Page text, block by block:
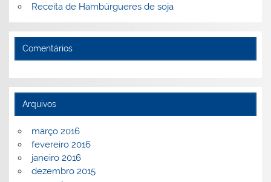
Receita de Hambúrgueres de soja
Comentários
Arquivos
março 2016
fevereiro 2016
janeiro 2016
dezembro 2015